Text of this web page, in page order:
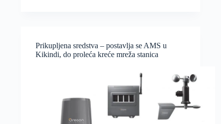
sistem
za
Prikupljena sredstva – postavlja se AMS u
Kikindi, do proleća kreće mreža stanica